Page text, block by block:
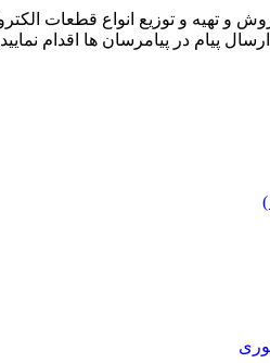
پیام در پیامرسان ها اقدام نمایید